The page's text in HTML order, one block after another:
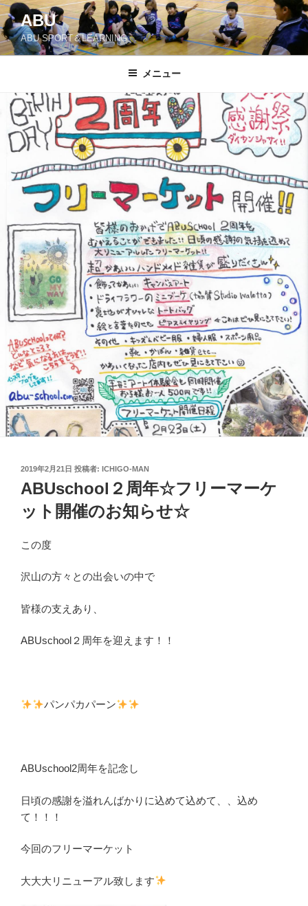
コ
ン
テ
ン
ッ
ABU
ABU SPORT＆LEARNING
メニュー
投
日:
2019年2月21日 投稿者: ICHIGO-MAN
ABUschool２周年☆フリーマーケ
ット開催のお知らせ☆
この度
沢山の方々との出会いの中で
皆様の支えあり、
ABUschool２周年を迎えます！！
パンパカパーン
ABUschool2周年を記念し
日頃の感謝を溢れんばかりに込めて込めて、、込め
て！！！
今回のフリーマーケット
大大大リニューアル致します